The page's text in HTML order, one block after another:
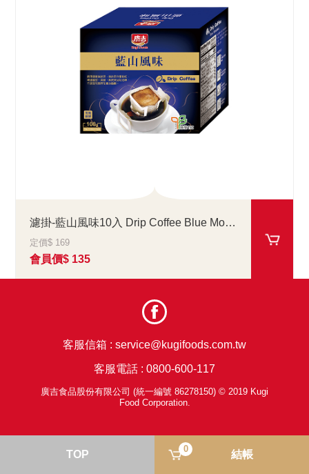
濾掛-藍山風味10入 Drip Coffee Blue Mountain
定價$ 169
會員價$ 135
TOP 0 結帳
客服信箱 : service@kugifoods.com.tw
客服電話 : 0800-600-117
廣吉食品股份有限公司 (統一編號 86278150) © 2019 Kugi
Food Corporation.